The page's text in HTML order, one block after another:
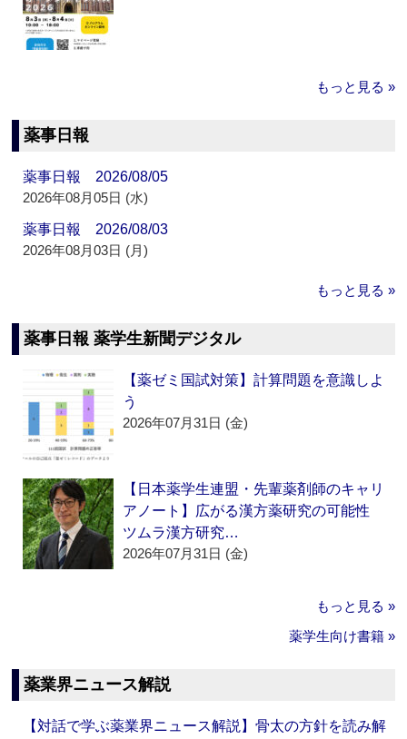
もっと見る »
薬事日報
薬事日報 2026/08/05
2026年08月05日 (水)
薬事日報 2026/08/03
2026年08月03日 (月)
もっと見る »
薬事日報 薬学生新聞デジタル
【薬ゼミ国試対策】計算問題を意識しよ
う
2026年07月31日 (金)
【日本薬学生連盟・先輩薬剤師のキャリ
アノート】広がる漢方薬研究の可能性
ツムラ漢方研究…
2026年07月31日 (金)
もっと見る »
薬学生向け書籍 »
薬業界ニュース解説
【対話で学ぶ薬業界ニュース解説】骨太の方針を読み解